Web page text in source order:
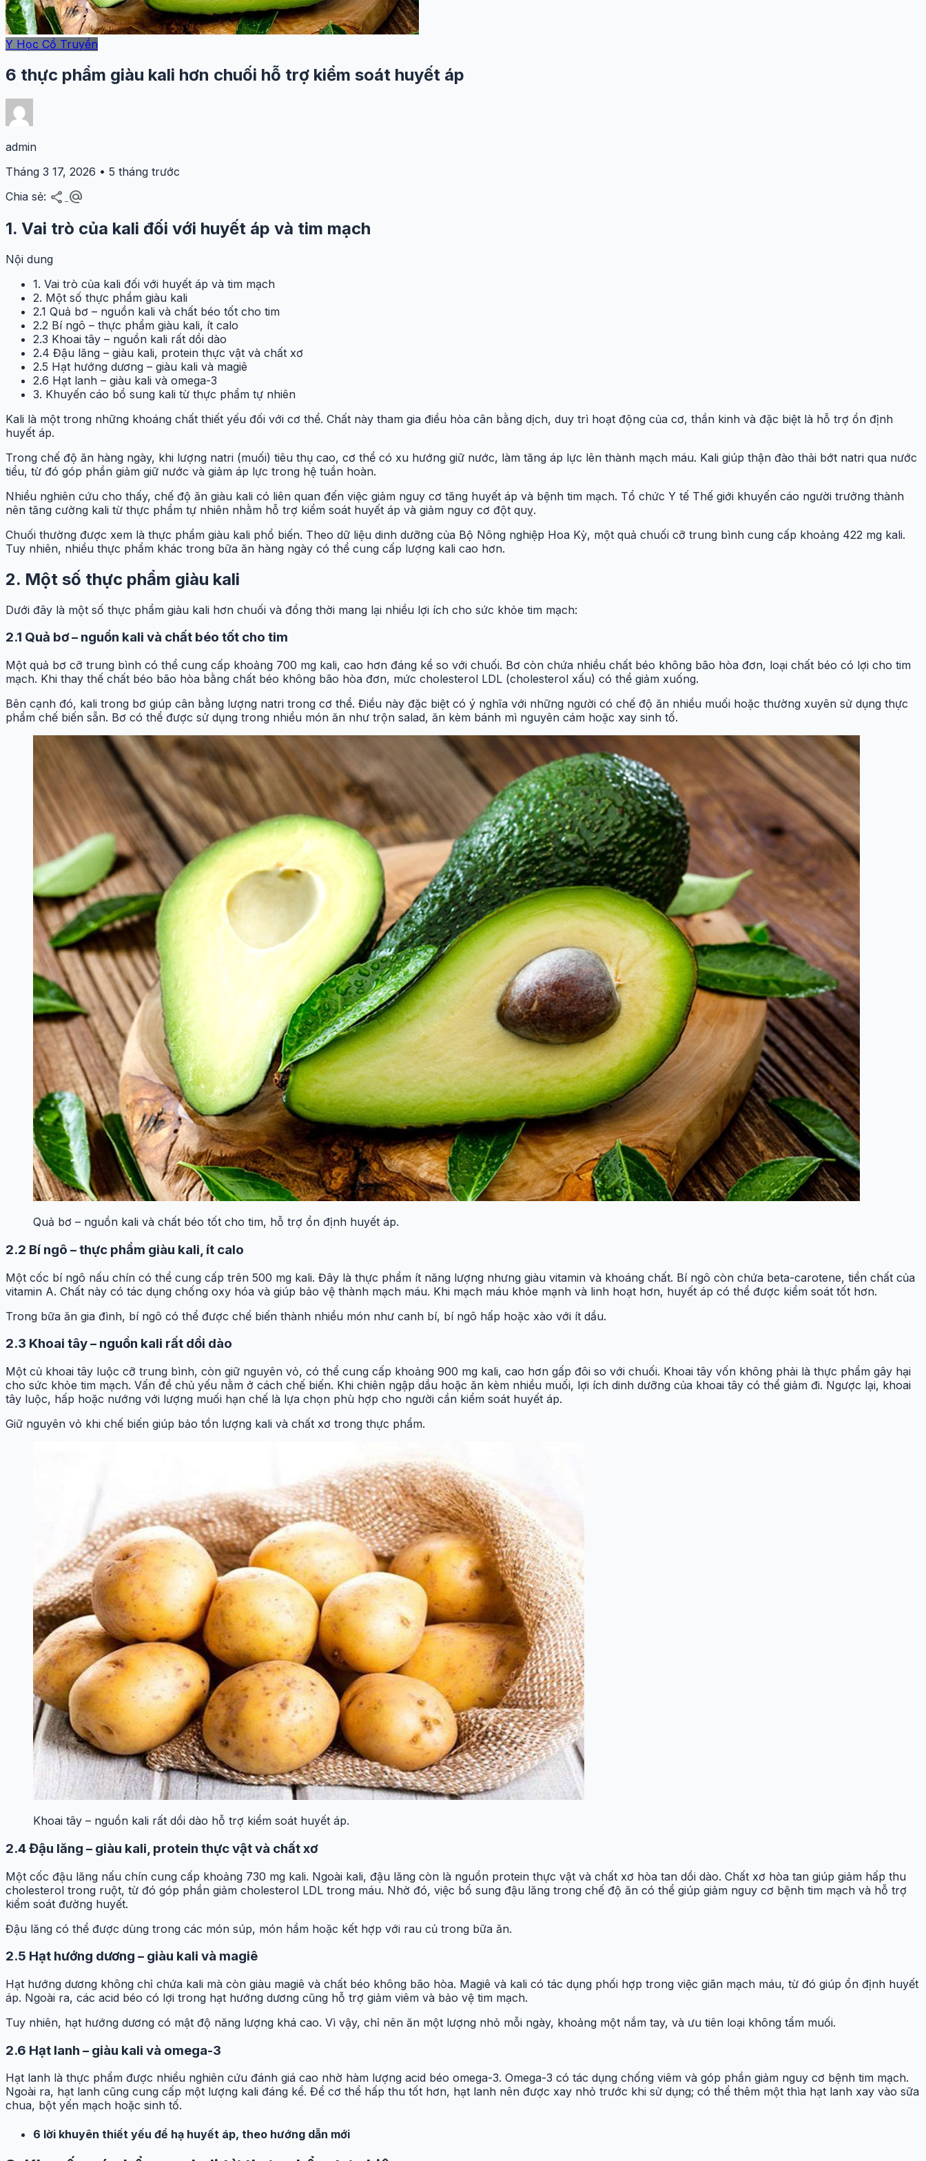
Y Học Cổ Truyền
6 thực phẩm giàu kali hơn chuối hỗ trợ kiểm soát huyết áp
admin
Tháng 3 17, 2026 • 5 tháng trước
Chia sẻ: share alternate_email
1. Vai trò của kali đối với huyết áp và tim mạch
Nội dung
1. Vai trò của kali đối với huyết áp và tim mạch
2. Một số thực phẩm giàu kali
2.1 Quả bơ – nguồn kali và chất béo tốt cho tim
2.2 Bí ngô – thực phẩm giàu kali, ít calo
2.3 Khoai tây – nguồn kali rất dồi dào
2.4 Đậu lăng – giàu kali, protein thực vật và chất xơ
2.5 Hạt hướng dương – giàu kali và magiê
2.6 Hạt lanh – giàu kali và omega-3
3. Khuyến cáo bổ sung kali từ thực phẩm tự nhiên
Kali là một trong những khoáng chất thiết yếu đối với cơ thể. Chất này tham gia điều hòa cân bằng dịch, duy trì hoạt động của cơ, thần kinh và đặc biệt là hỗ trợ ổn định
huyết áp.
Trong chế độ ăn hàng ngày, khi lượng natri (muối) tiêu thụ cao, cơ thể có xu hướng giữ nước, làm tăng áp lực lên thành mạch máu. Kali giúp thận đào thải bớt natri qua nước
tiểu, từ đó góp phần giảm giữ nước và giảm áp lực trong hệ tuần hoàn.
Nhiều nghiên cứu cho thấy, chế độ ăn giàu kali có liên quan đến việc giảm nguy cơ tăng huyết áp và bệnh tim mạch. Tổ chức Y tế Thế giới khuyến cáo người trưởng thành
nên tăng cường kali từ thực phẩm tự nhiên nhằm hỗ trợ kiểm soát huyết áp và giảm nguy cơ đột quỵ.
Chuối thường được xem là thực phẩm giàu kali phổ biến. Theo dữ liệu dinh dưỡng của Bộ Nông nghiệp Hoa Kỳ, một quả chuối cỡ trung bình cung cấp khoảng 422 mg kali.
Tuy nhiên, nhiều thực phẩm khác trong bữa ăn hàng ngày có thể cung cấp lượng kali cao hơn.
2. Một số thực phẩm giàu kali
Dưới đây là một số thực phẩm giàu kali hơn chuối và đồng thời mang lại nhiều lợi ích cho sức khỏe tim mạch:
2.1 Quả bơ – nguồn kali và chất béo tốt cho tim
Một quả bơ cỡ trung bình có thể cung cấp khoảng 700 mg kali, cao hơn đáng kể so với chuối. Bơ còn chứa nhiều chất béo không bão hòa đơn, loại chất béo có lợi cho tim
mạch. Khi thay thế chất béo bão hòa bằng chất béo không bão hòa đơn, mức cholesterol LDL (cholesterol xấu) có thể giảm xuống.
Bên cạnh đó, kali trong bơ giúp cân bằng lượng natri trong cơ thể. Điều này đặc biệt có ý nghĩa với những người có chế độ ăn nhiều muối hoặc thường xuyên sử dụng thực
phẩm chế biến sẵn. Bơ có thể được sử dụng trong nhiều món ăn như trộn salad, ăn kèm bánh mì nguyên cám hoặc xay sinh tố.
Quả bơ – nguồn kali và chất béo tốt cho tim, hỗ trợ ổn định huyết áp.
2.2 Bí ngô – thực phẩm giàu kali, ít calo
Một cốc bí ngô nấu chín có thể cung cấp trên 500 mg kali. Đây là thực phẩm ít năng lượng nhưng giàu vitamin và khoáng chất. Bí ngô còn chứa beta-carotene, tiền chất của
vitamin A. Chất này có tác dụng chống oxy hóa và giúp bảo vệ thành mạch máu. Khi mạch máu khỏe mạnh và linh hoạt hơn, huyết áp có thể được kiểm soát tốt hơn.
Trong bữa ăn gia đình, bí ngô có thể được chế biến thành nhiều món như canh bí, bí ngô hấp hoặc xào với ít dầu.
2.3 Khoai tây – nguồn kali rất dồi dào
Một củ khoai tây luộc cỡ trung bình, còn giữ nguyên vỏ, có thể cung cấp khoảng 900 mg kali, cao hơn gấp đôi so với chuối. Khoai tây vốn không phải là thực phẩm gây hại
cho sức khỏe tim mạch. Vấn đề chủ yếu nằm ở cách chế biến. Khi chiên ngập dầu hoặc ăn kèm nhiều muối, lợi ích dinh dưỡng của khoai tây có thể giảm đi. Ngược lại, khoai
tây luộc, hấp hoặc nướng với lượng muối hạn chế là lựa chọn phù hợp cho người cần kiểm soát huyết áp.
Giữ nguyên vỏ khi chế biến giúp bảo tồn lượng kali và chất xơ trong thực phẩm.
Khoai tây – nguồn kali rất dồi dào hỗ trợ kiểm soát huyết áp.
2.4 Đậu lăng – giàu kali, protein thực vật và chất xơ
Một cốc đậu lăng nấu chín cung cấp khoảng 730 mg kali. Ngoài kali, đậu lăng còn là nguồn protein thực vật và chất xơ hòa tan dồi dào. Chất xơ hòa tan giúp giảm hấp thu
cholesterol trong ruột, từ đó góp phần giảm cholesterol LDL trong máu. Nhờ đó, việc bổ sung đậu lăng trong chế độ ăn có thể giúp giảm nguy cơ bệnh tim mạch và hỗ trợ
kiểm soát đường huyết.
Đậu lăng có thể được dùng trong các món súp, món hầm hoặc kết hợp với rau củ trong bữa ăn.
2.5 Hạt hướng dương – giàu kali và magiê
Hạt hướng dương không chỉ chứa kali mà còn giàu magiê và chất béo không bão hòa. Magiê và kali có tác dụng phối hợp trong việc giãn mạch máu, từ đó giúp ổn định huyết
áp. Ngoài ra, các acid béo có lợi trong hạt hướng dương cũng hỗ trợ giảm viêm và bảo vệ tim mạch.
Tuy nhiên, hạt hướng dương có mật độ năng lượng khá cao. Vì vậy, chỉ nên ăn một lượng nhỏ mỗi ngày, khoảng một nắm tay, và ưu tiên loại không tẩm muối.
2.6 Hạt lanh – giàu kali và omega-3
Hạt lanh là thực phẩm được nhiều nghiên cứu đánh giá cao nhờ hàm lượng acid béo omega-3. Omega-3 có tác dụng chống viêm và góp phần giảm nguy cơ bệnh tim mạch.
Ngoài ra, hạt lanh cũng cung cấp một lượng kali đáng kể. Để cơ thể hấp thu tốt hơn, hạt lanh nên được xay nhỏ trước khi sử dụng; có thể thêm một thìa hạt lanh xay vào sữa
chua, bột yến mạch hoặc sinh tố.
6 lời khuyên thiết yếu để hạ huyết áp, theo hướng dẫn mới